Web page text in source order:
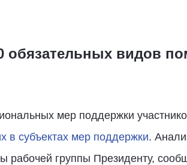
обязательных видов
мер поддержки
в субъектах мер поддержки.
рабочей группы Президенту,